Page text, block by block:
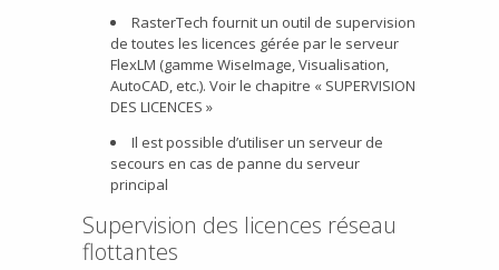
RasterTech fournit un outil de supervision
de toutes les licences gérée par le serveur
FlexLM (gamme WiseImage, Visualisation,
AutoCAD, etc.). Voir le chapitre « SUPERVISION
DES LICENCES »
Il est possible d’utiliser un serveur de
secours en cas de panne du serveur
principal
Supervision des licences réseau
flottantes